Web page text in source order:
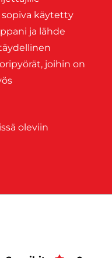
käytetty
ja lähde
joihin on
oleviin